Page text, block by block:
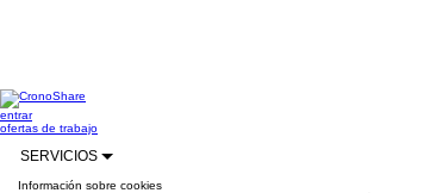
entrar
ofertas de trabajo
SERVICIOS
Información sobre cookies